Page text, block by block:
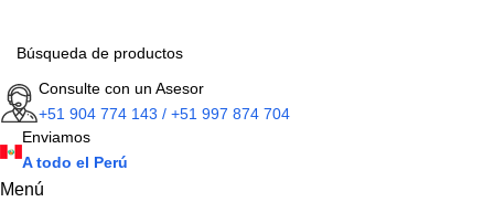
Consulte con un Asesor
+51 904 774 143 / +51 997 874 704
Enviamos
A todo el Perú
Menú